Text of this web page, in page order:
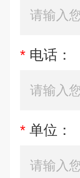
* 电话：
* 单位：